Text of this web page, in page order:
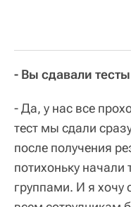
- Вы сдавали
- Да, у нас все
тест мы сдали
после получения
потихоньку
группами. И я хочу